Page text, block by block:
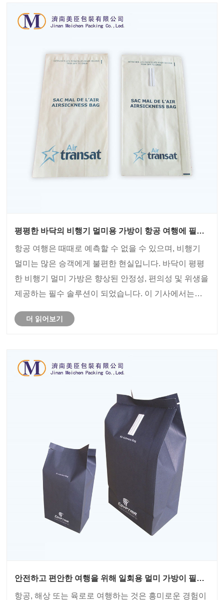
평평한 바닥의 비행기 멀미용 가방이 항공 여행에 필수
항공 여행은 때때로 예측할 수 없을 수 있으며, 비행기
멀미는 많은 승객에게 불편한 현실입니다. 바닥이 평평
한 비행기 멀미 가방은 향상된 안정성, 편의성 및 위생을
제공하는 필수 솔루션이 되었습니다. 이 기사에서는
의 가방에 대한 디자인, 이점, 사용 팁 및 혁신을 살펴봅
더 읽어보기
안전하고 편안한 여행을 위해 일회용 멀미 가방이 필수
항공, 해상 또는 육로로 여행하는 것은 흥미로운 경험이